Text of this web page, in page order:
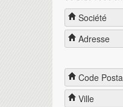
Société
Adresse
Code
Ville